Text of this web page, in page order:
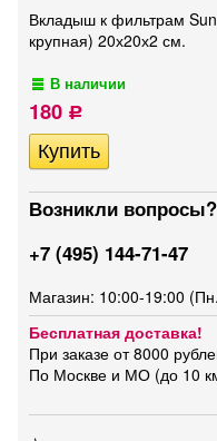
Вкладыш к фильтрам
крупная) 20х20х2 см.
В наличии
180 Р
Возникли вопросы?
+7 (495) 144-71-47
Магазин: 10:00-19:00
Бесплатная доставка!
При заказе от 8000
По Москве и МО (до 10